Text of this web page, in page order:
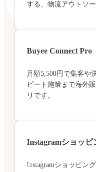
する、物流アウトソ
Buyee Connect Pro
月額5,500円で集客や
ピート施策まで海外
リです。
Instagramショッピ
Instagramショッピン